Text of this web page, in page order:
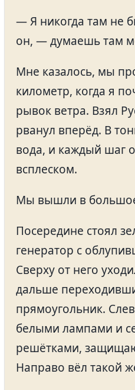
— Я никогда там не
он, — думаешь там
Мне казалось, мы
километр, когда я
рывок ветра. Взял
рванул вперёд. В
вода, и каждый шаг
всплеском.
Мы вышли в
Посередине стоял
генератор с
Сверху от него
дальше
прямоугольник.
белыми лампами и
решётками,
Направо вёл такой